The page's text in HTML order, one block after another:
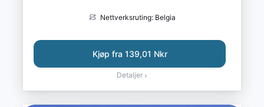
Nettverksruting: Belgia
Kjøp fra 139,01 Nkr
Detaljer ›